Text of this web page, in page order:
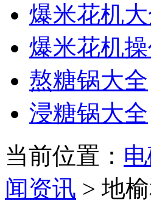
爆米花机
爆米花机
熬糖锅大全
浸糖锅大全
当前位置：
闻资讯 > 地